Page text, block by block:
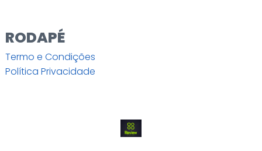
RODAPÉ
Termo e Condições
Política Privacidade